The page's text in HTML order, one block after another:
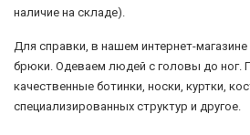
наличие на складе).
Для справки, в нашем интернет-
брюки. Одеваем людей с головы до ног.
качественные ботинки, носки, куртки,
специализированных структур и другое.